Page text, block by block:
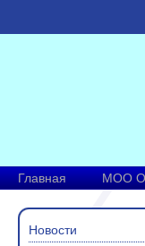
Главная МОО
Новости